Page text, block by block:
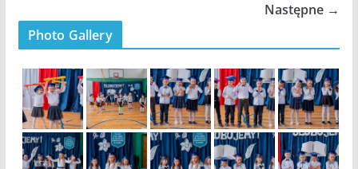
Następne →
Photo Gallery